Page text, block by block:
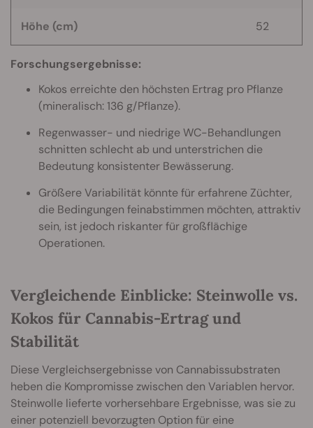
Höhe (cm) 52
Forschungsergebnisse:
Kokos erreichte den höchsten Ertrag pro Pflanze
(mineralisch: 136 g/Pflanze).
Regenwasser- und niedrige WC-Behandlungen
schnitten schlecht ab und unterstrichen die
Bedeutung konsistenter Bewässerung.
Größere Variabilität könnte für erfahrene Züchter,
die Bedingungen feinabstimmen möchten, attraktiv
sein, ist jedoch riskanter für großflächige
Operationen.
Vergleichende Einblicke: Steinwolle vs.
Kokos für Cannabis-Ertrag und
Stabilität
Diese Vergleichsergebnisse von Cannabissubstraten
heben die Kompromisse zwischen den Variablen hervor.
Steinwolle lieferte vorhersehbare Ergebnisse, was sie zu
einer potenziell bevorzugten Option für eine